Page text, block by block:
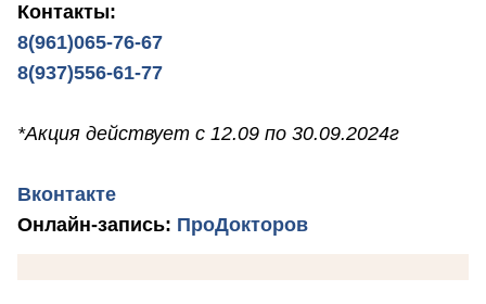
Контакты:
8(961)065-76-67
8(937)556-61-77
*Акция действует с 12.09 по 30.09.2024г
Вконтакте
Онлайн-запись: ПроДокторов